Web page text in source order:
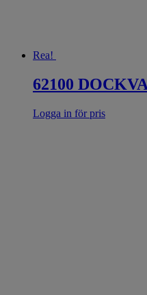
Rea!
62100
Logga in för pris